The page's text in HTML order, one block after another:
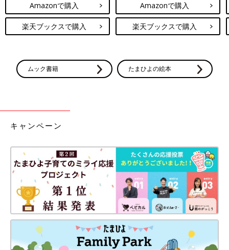
Amazonで購入
楽天ブックスで購入
Amazonで購入
楽天ブックスで購入
ムック書籍 たまひよの絵本
キャンペーン